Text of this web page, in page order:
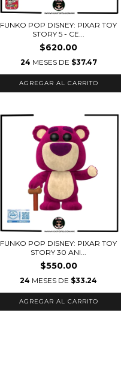
FUNKO POP DISNEY: PIXAR TOY
STORY 5 - CE...
$620.00
24 MESES DE $37.47
FUNKO POP DISNEY: PIXAR TOY
STORY 30 ANI...
$550.00
24 MESES DE $33.24